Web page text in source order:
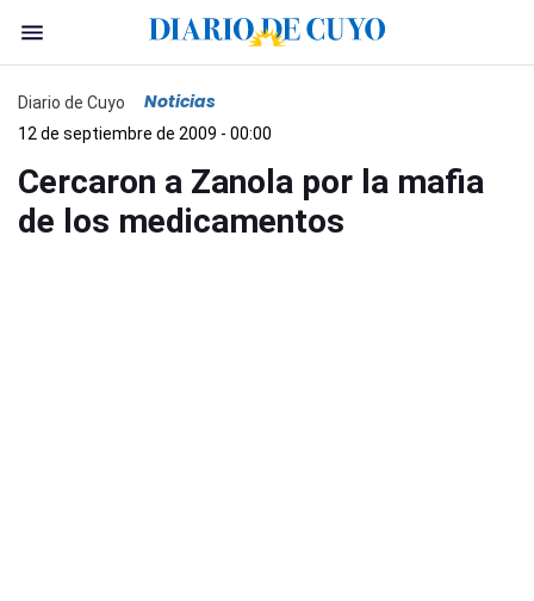
Diario de Cuyo Noticias
12 de septiembre de 2009 - 00:00
Cercaron a Zanola por la mafia
de los medicamentos